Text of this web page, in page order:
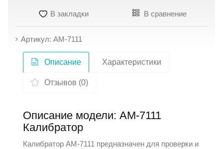
В закладки В сравнение
Артикул: АМ-7111
Описание Характеристики
Отзывов (0)
Описание модели: АМ-7111
Калибратор
Калибратор АМ-7111 предназначен для проверки и